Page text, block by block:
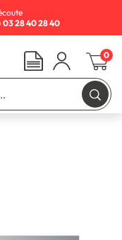
03 28 40 28 40
0